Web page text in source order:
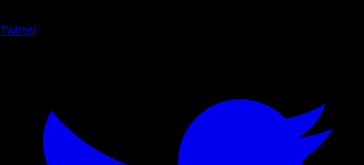
Twitter